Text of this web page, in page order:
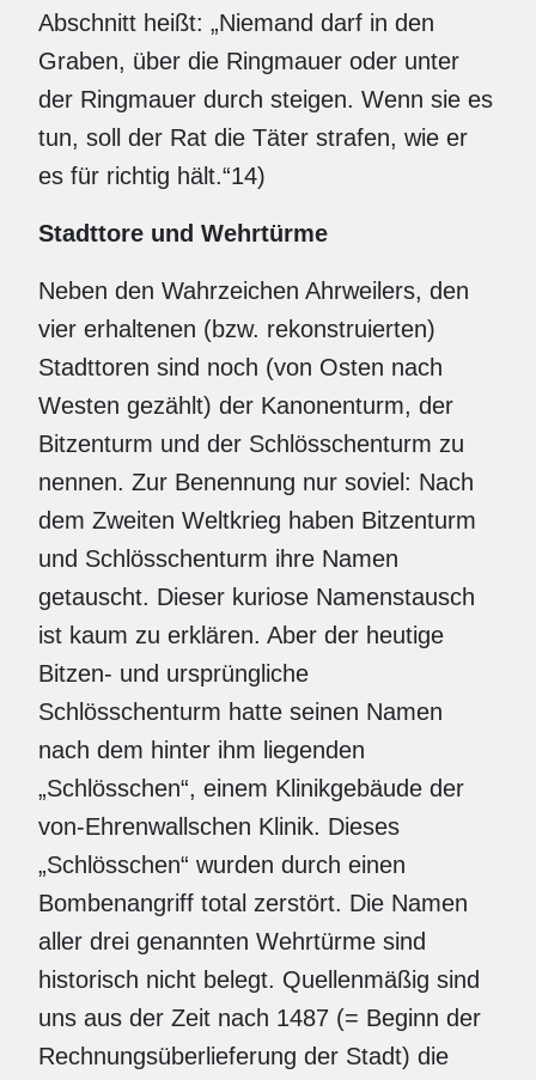
Abschnitt heißt: „Niemand darf in den
Graben, über die Ringmauer oder unter
der Ringmauer durch steigen. Wenn sie es
tun, soll der Rat die Täter strafen, wie er
es für richtig hält.“14)
Stadttore und Wehrtürme
Neben den Wahrzeichen Ahrweilers, den
vier erhaltenen (bzw. rekonstruierten)
Stadttoren sind noch (von Osten nach
Westen gezählt) der Kanonenturm, der
Bitzenturm und der Schlösschenturm zu
nennen. Zur Benennung nur soviel: Nach
dem Zweiten Weltkrieg haben Bitzenturm
und Schlösschenturm ihre Namen
getauscht. Dieser kuriose Namenstausch
ist kaum zu erklären. Aber der heutige
Bitzen- und ursprüngliche
Schlösschenturm hatte seinen Namen
nach dem hinter ihm liegenden
„Schlösschen“, einem Klinikgebäude der
von-Ehrenwallschen Klinik. Dieses
„Schlösschen“ wurden durch einen
Bombenangriff total zerstört. Die Namen
aller drei genannten Wehrtürme sind
historisch nicht belegt. Quellenmäßig sind
uns aus der Zeit nach 1487 (= Beginn der
Rechnungsüberlieferung der Stadt) die